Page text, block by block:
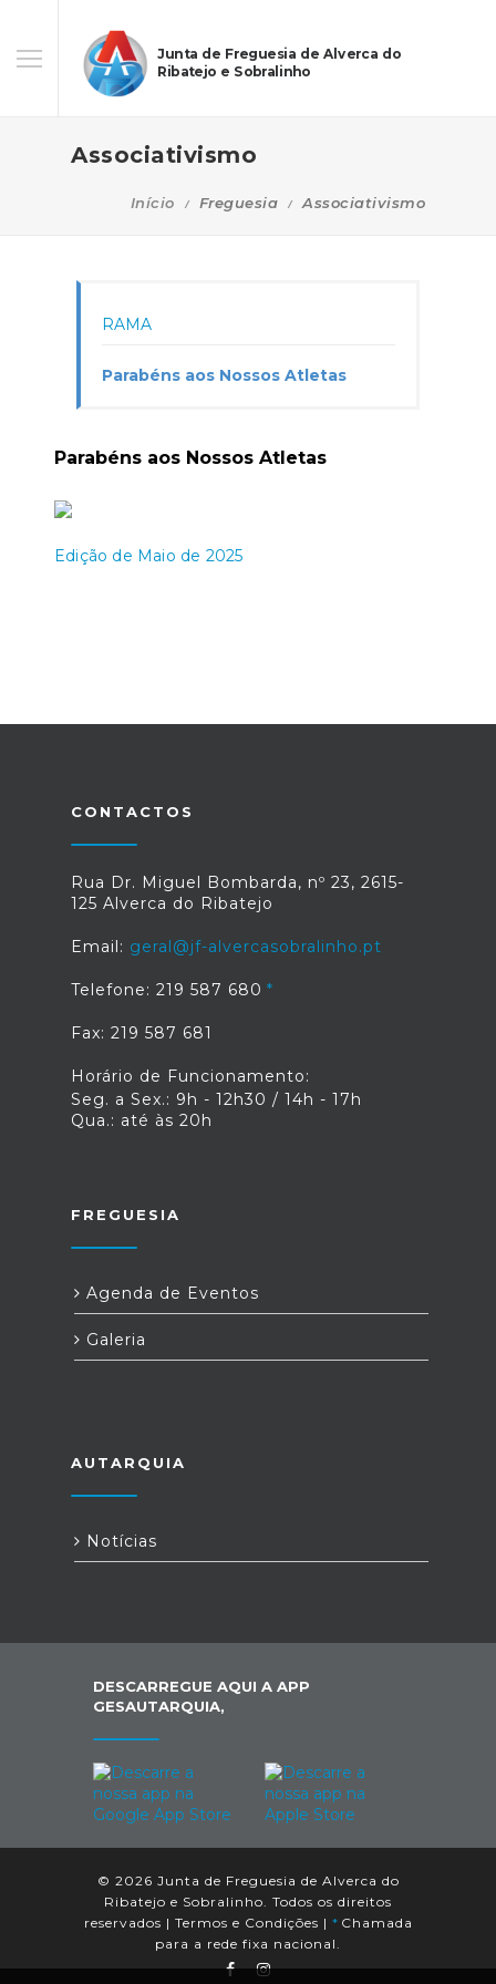
Junta de Freguesia de Alverca do
Ribatejo e Sobralinho
Associativismo
Início Freguesia Associativismo
RAMA
Parabéns aos Nossos Atletas
Parabéns aos Nossos Atletas
Edição de Maio de 2025
CONTACTOS
Rua Dr. Miguel Bombarda, nº 23, 2615-
125 Alverca do Ribatejo
Email: geral@jf-alvercasobralinho.pt
Telefone: 219 587 680
Fax: 219 587 681
Horário de Funcionamento:
Seg. a Sex.: 9h - 12h30 / 14h - 17h
Qua.: até às 20h
FREGUESIA
Agenda de Eventos
Galeria
AUTARQUIA
Notícias
DESCARREGUE AQUI A APP
GESAUTARQUIA,
© 2026 Junta de Freguesia de Alverca do
Ribatejo e Sobralinho. Todos os direitos
reservados | Termos e Condições | * Chamada
para a rede fixa nacional.